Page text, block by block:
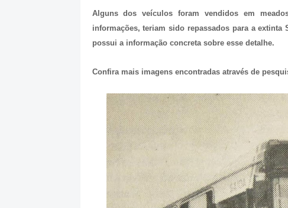
Alguns dos veículos foram vendidos em
informações, teriam sido repassados para a
possui a informação concreta sobre esse detalhe.
Confira mais imagens encontradas através de